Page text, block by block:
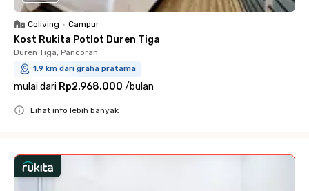
Coliving • Campur
Kost Rukita Potlot Duren Tiga
Duren Tiga, Pancoran
1.9 km dari graha pratama
mulai dari Rp2.968.000 /bulan
Lihat info lebih banyak